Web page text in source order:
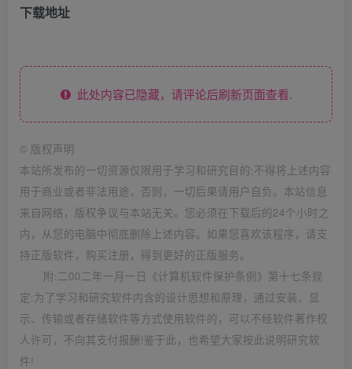
下载地址
此处内容已隐藏，请评论后刷新页面查看.
© 版权声明
本站所发布的一切资源仅限用于学习和研究目的;不得将上述内容
用于商业或者非法用途，否则，一切后果请用户自负。本站信息
来自网络，版权争议与本站无关。您必须在下载后的24个小时之
内，从您的电脑中彻底删除上述内容。如果您喜欢该程序，请支
持正版软件，购买注册，得到更好的正版服务。
附:二00二年一月一日《计算机软件保护条例》第十七条规
定:为了学习和研究软件内含的设计思想和原理，通过安装、显
示、传输或者存储软件等方式使用软件的，可以不经软件著作权
人许可，不向其支付报酬!鉴于此，也希望大家按此说明研究软
件!